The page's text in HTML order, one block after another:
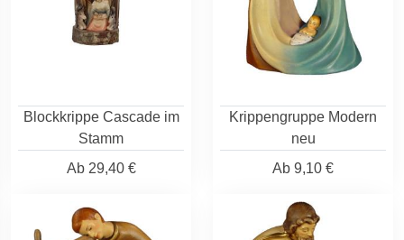
Blockkrippe Cascade im
Stamm
Ab29,40 €
Krippengruppe Modern
neu
Ab 9,10 €